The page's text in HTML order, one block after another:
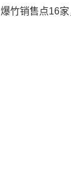
爆竹销售点16家